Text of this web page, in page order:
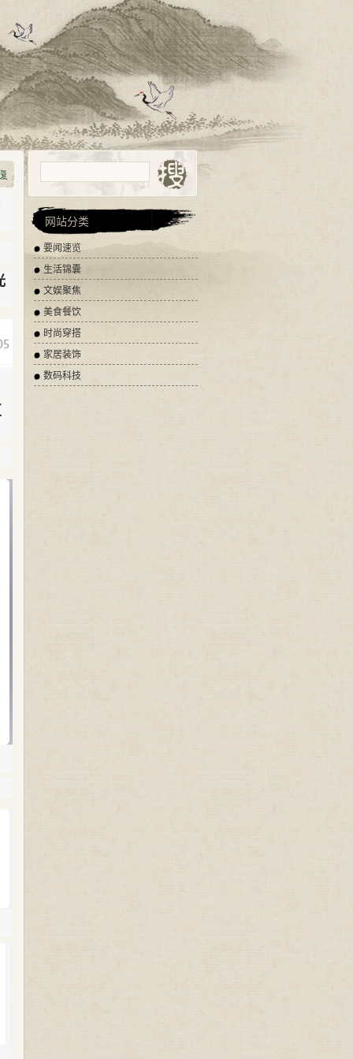
网站分类
要闻速览
生活锦囊
文娱聚焦
美食餐饮
时尚穿搭
家居装饰
数码科技